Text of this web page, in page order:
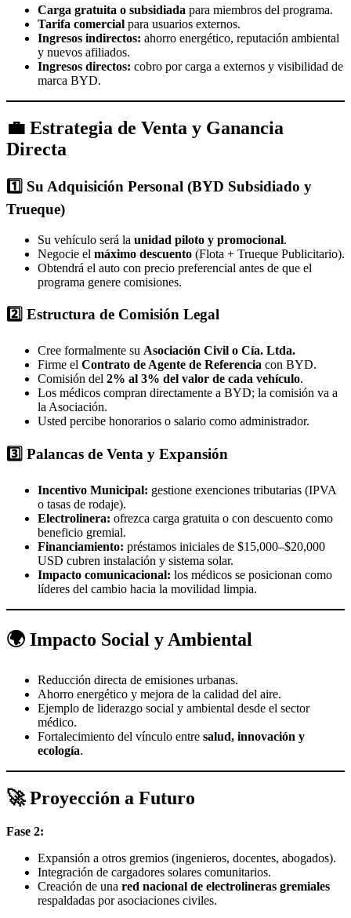
Carga gratuita o subsidiada para miembros del programa.
Tarifa comercial para usuarios externos.
Ingresos indirectos: ahorro energético, reputación ambiental
y nuevos afiliados.
Ingresos directos: cobro por carga a externos y visibilidad de
marca BYD.
💼 Estrategia de Venta y Ganancia
Directa
1️⃣ Su Adquisición Personal (BYD Subsidiado y
Trueque)
Su vehículo será la unidad piloto y promocional.
Negocie el máximo descuento (Flota + Trueque Publicitario).
Obtendrá el auto con precio preferencial antes de que el
programa genere comisiones.
2️⃣ Estructura de Comisión Legal
Cree formalmente su Asociación Civil o Cía. Ltda.
Firme el Contrato de Agente de Referencia con BYD.
Comisión del 2% al 3% del valor de cada vehículo.
Los médicos compran directamente a BYD; la comisión va a
la Asociación.
Usted percibe honorarios o salario como administrador.
3️⃣ Palancas de Venta y Expansión
Incentivo Municipal: gestione exenciones tributarias (IPVA
o tasas de rodaje).
Electrolinera: ofrezca carga gratuita o con descuento como
beneficio gremial.
Financiamiento: préstamos iniciales de $15,000–$20,000
USD cubren instalación y sistema solar.
Impacto comunicacional: los médicos se posicionan como
líderes del cambio hacia la movilidad limpia.
🌍 Impacto Social y Ambiental
Reducción directa de emisiones urbanas.
Ahorro energético y mejora de la calidad del aire.
Ejemplo de liderazgo social y ambiental desde el sector
médico.
Fortalecimiento del vínculo entre salud, innovación y
ecología.
🚀 Proyección a Futuro
Fase 2:
Expansión a otros gremios (ingenieros, docentes, abogados).
Integración de cargadores solares comunitarios.
Creación de una red nacional de electrolineras gremiales
respaldadas por asociaciones civiles.